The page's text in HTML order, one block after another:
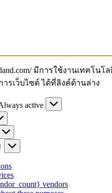
มีการใช้งานเทค
รเว็บไซต์ ได้ที่ลิงค์ด้านล่าง
คุกกี้
ำเป็น
active
คุกกี้
ก็บคุกกี้
ตลาด
vendors